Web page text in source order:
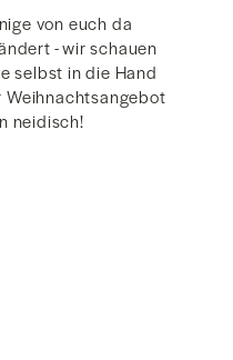
von euch da
- wir schauen
selbst in die Hand
Weihnachtsangebot
neidisch!